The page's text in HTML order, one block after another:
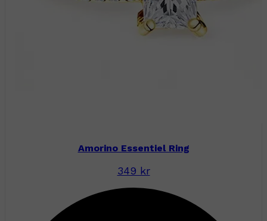
Amorino Essentiel Ring
349 kr